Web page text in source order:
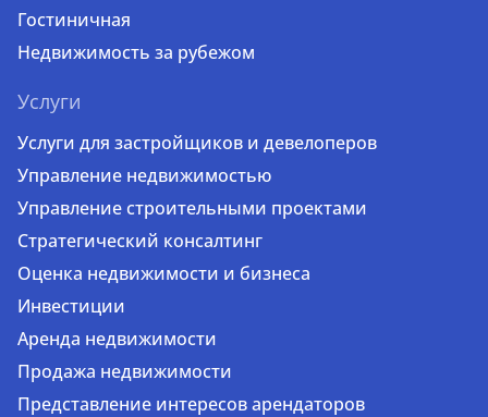
Гостиничная
Недвижимость за рубежом
Услуги
Услуги для застройщиков и девелоперов
Управление недвижимостью
Управление строительными проектами
Стратегический консалтинг
Оценка недвижимости и бизнеса
Инвестиции
Аренда недвижимости
Продажа недвижимости
Представление интересов арендаторов